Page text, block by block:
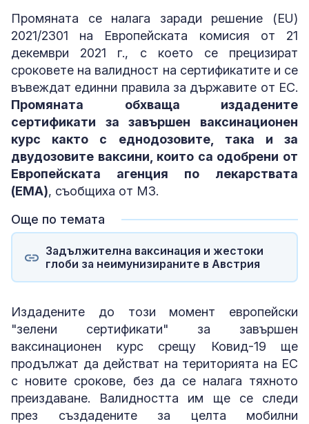
Промяната се налага заради решение (EU)
2021/2301 на Европейската комисия от 21
декември 2021 г., с което се прецизират
сроковете на валидност на сертификатите и се
въвеждат единни правила за държавите от ЕС.
Промяната обхваща издадените
сертификати за завършен ваксинационен
курс както с еднодозовите, така и за
двудозовите ваксини, които са одобрени от
Европейската агенция по лекарствата
(ЕМА), съобщиха от МЗ.
Още по темата
Задължителна ваксинация и жестоки
глоби за неимунизираните в Австрия
Издадените до този момент европейски
"зелени сертификати" за завършен
ваксинационен курс срещу Ковид-19 ще
продължат да действат на територията на ЕС
с новите срокове, без да се налага тяхното
преиздаване. Валидността им ще се следи
през създадените за целта мобилни